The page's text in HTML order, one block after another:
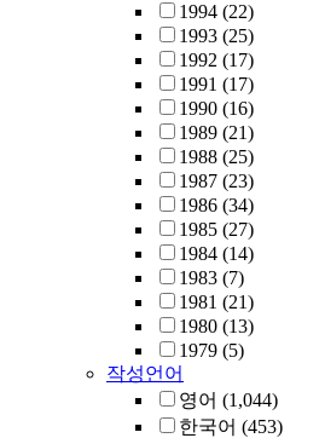
1994 (22)
1993 (25)
1992 (17)
1991 (17)
1990 (16)
1989 (21)
1988 (25)
1987 (23)
1986 (34)
1985 (27)
1984 (14)
1983 (7)
1981 (21)
1980 (13)
1979 (5)
작성언어
영어 (1,044)
한국어 (453)